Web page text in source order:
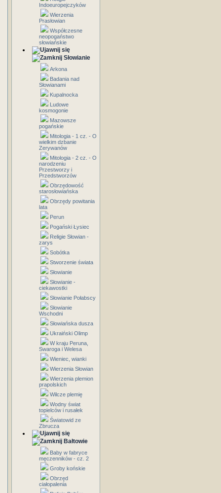
Indoeuropejczyków
Wierzenia
Prasłowian
Współczesne
neopogaństwo
słowiańskie
Słowianie
Arkona
Badania nad
Słowianami
Kupalnocka
Ludowe
kosmogonie
Mazowsze
pogańskie
Mitologia - 1 cz. - O
wielkim dzbanie
Zerywanów
Mitologia - 2 cz. - O
narodzeniu
Przestworzy i
Przedstworzów
Obrzędowość
starosłowiańska
Obrzędy powitania
lata
Perun
Pogański Łysiec
Religie Słowian -
zarys
Sobótka
Stworzenie świata
Słowianie
Słowianie -
ciekawostki
Słowianie Połabscy
Słowianie
Wschodni
Słowiańska dusza
Ukraiński Olimp
W kraju Peruna,
Swaroga i Welesa
Wieniec, wianki
Wierzenia Słowian
Wierzenia plemion
prapolskich
Wilcze plemię
Wodny świat
topielców i rusałek
Światowid ze
Zbrucza
Bałtowie
Baby w fabryce
męczenników - cz. 2
Groby końskie
Obrzęd
ciałopalenia